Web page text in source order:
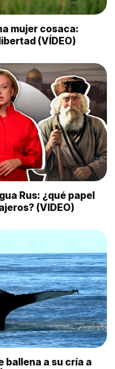
mujer cosaca:
(VÍDEO)
Rus: ¿qué papel
(VIDEO)
ballena a su cría a